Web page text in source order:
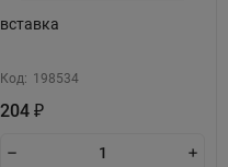
вставка
Код: 198534
204 ₽